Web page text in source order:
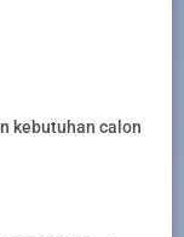
kebutuhan calon